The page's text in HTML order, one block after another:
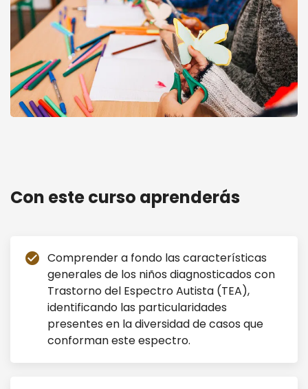
Con este curso aprenderás
check_circle Comprender a fondo las características
generales de los niños diagnosticados con
Trastorno del Espectro Autista (TEA),
identificando las particularidades
presentes en la diversidad de casos que
conforman este espectro.